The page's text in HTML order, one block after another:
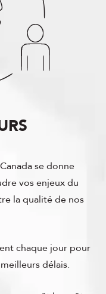
se donne
vos enjeux du
la qualité de nos
chaque jour pour
délais.